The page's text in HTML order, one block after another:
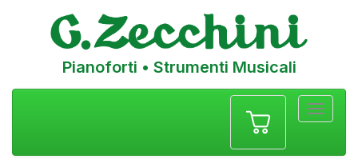
Pianoforti • Strumenti Musicali